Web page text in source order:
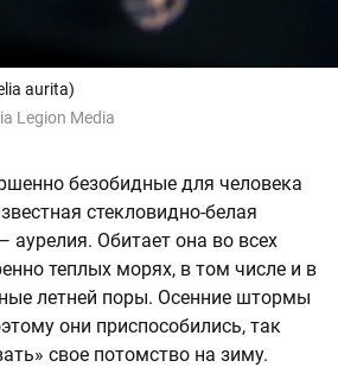
aurita)
Legion Media
безобидные для человека
стекловидно-белая
аурелия. Обитает она во всех
теплых морях, в том числе и в
летней поры. Осенние штормы
они приспособились, так
свое потомство на зиму.